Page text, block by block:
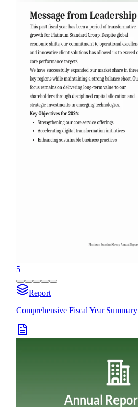
5
Report
Comprehensive Fiscal Year Summary